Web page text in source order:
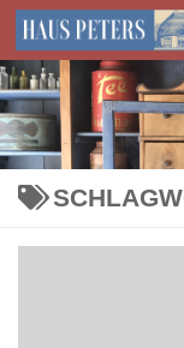
Zum Inhalt